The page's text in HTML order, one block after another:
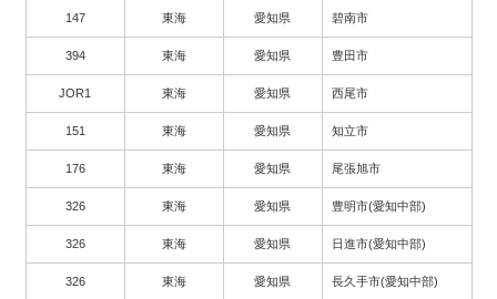
147 東海 愛知県 碧南市
394 東海 愛知県 豊田市
JOR1 東海 愛知県 西尾市
151 東海 愛知県 知立市
176 東海 愛知県 尾張旭市
326 東海 愛知県 豊明市(愛知中部)
326 東海 愛知県 日進市(愛知中部)
326 東海 愛知県 長久手市(愛知中部)